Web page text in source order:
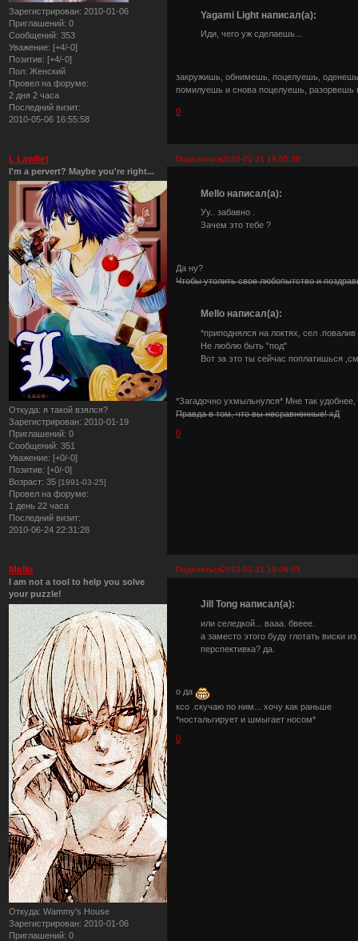
Зарегистрирован: 2010-01-06
Приглашений: 0
Сообщений: 353
Уважение: [+4/-0]
Позитив: [+4/-0]
Пол: Женский
Провел на форуме:
2 дня 2 часа
Последний визит:
2010-05-06 16:55:58
Yagami Light написал(а):
Иди, чего уж сделаешь...
закружишь, обнимешь, поцелуешь,
помилуешь и снова поцелуешь, разорвешь
0
Поделиться2010-01-21 19:05:38
L Lawliet
I'm a pervert? Maybe you're right...
Откуда: я такой взялся?
Зарегистрирован: 2010-01-19
Приглашений: 0
Сообщений: 351
Уважение: [+0/-0]
Позитив: [+0/-0]
Возраст: 35 [1991-03-25]
Провел на форуме:
1 день 22 часа
Последний визит:
2010-06-24 22:31:28
Mello написал(а):
Уу.. забавно .
Зачем это тебе ?
Да ну?
Чтобы утолить свое любопытство и
Mello написал(а):
*приподнялся на локтях, сел
Не люблю быть "под"
Вот за это ты сейчас поплатишься
*Загадочно ухмыльнулся* Мне так удобнее,
Правда в том, что вы несравненные! хД
0
Поделиться2010-01-21 19:06:03
Mello
I am not a tool to help you solve
your puzzle!
Откуда: Wammy's House
Зарегистрирован: 2010-01-06
Приглашений: 0
Jill Tong написал(а):
или селедкой... вааа. бвеее.
а заместо этого буду глотать виски
перспективка? да.
о да
ксо .скучаю по ним... хочу как раньше
*ностальгирует и шмыгает носом*
0